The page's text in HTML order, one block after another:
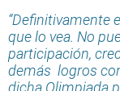
“Definitivamente
que lo vea. No
participación,
demás logros
dicha Olimpiada